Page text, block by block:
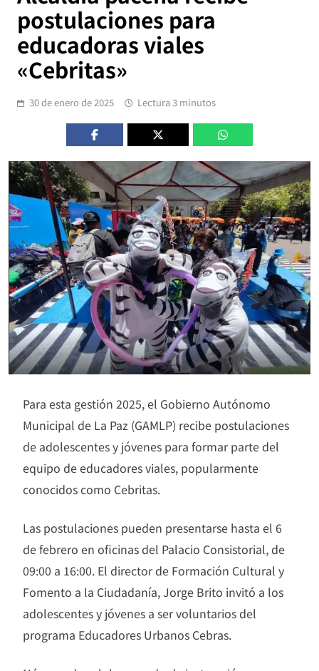
postulaciones para
educadoras viales
«Cebritas»
30 de enero de 2025 Lectura 3 minutos
Para esta gestión 2025, el Gobierno Autónomo
Municipal de La Paz (GAMLP) recibe postulaciones
de adolescentes y jóvenes para formar parte del
equipo de educadores viales, popularmente
conocidos como Cebritas.
Las postulaciones pueden presentarse hasta el 6
de febrero en oficinas del Palacio Consistorial, de
09:00 a 16:00. El director de Formación Cultural y
Fomento a la Ciudadanía, Jorge Brito invitó a los
adolescentes y jóvenes a ser voluntarios del
programa Educadores Urbanos Cebras.